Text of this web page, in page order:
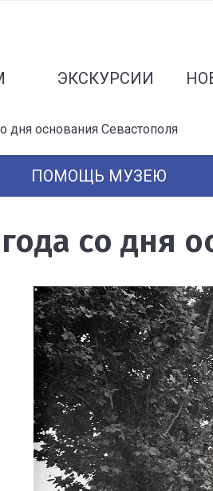
ЭКСКУРСИИ
дня основания Севастополя
ПОМОЩЬ МУЗЕЮ
со дня